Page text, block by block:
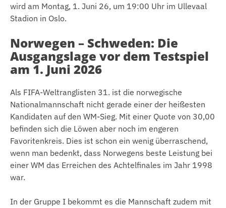
wird am Montag, 1. Juni 26, um 19:00 Uhr im Ullevaal
Stadion in Oslo.
Norwegen – Schweden: Die
Ausgangslage vor dem Testspiel
am 1. Juni 2026
Als FIFA-Weltranglisten 31. ist die norwegische
Nationalmannschaft nicht gerade einer der heißesten
Kandidaten auf den WM-Sieg. Mit einer Quote von 30,00
befinden sich die Löwen aber noch im engeren
Favoritenkreis. Dies ist schon ein wenig überraschend,
wenn man bedenkt, dass Norwegens beste Leistung bei
einer WM das Erreichen des Achtelfinales im Jahr 1998
war.
In der Gruppe I bekommt es die Mannschaft zudem mit